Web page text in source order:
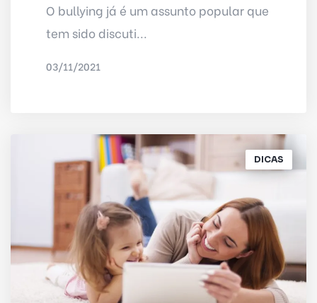
O bullying já é um assunto popular que
tem sido discuti...
03/11/2021
DICAS